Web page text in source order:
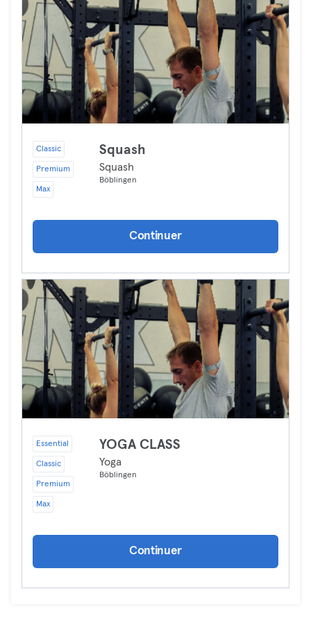
Classic
Premium
Max
Squash
Squash
Böblingen
Continuer
Essential
Classic
Premium
Max
YOGA CLASS
Yoga
Böblingen
Continuer